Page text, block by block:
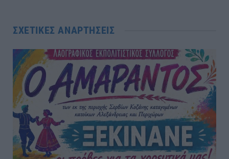
ΣΧΕΤΙΚΈΣ ΑΝΑΡΤΉΣΕΙΣ